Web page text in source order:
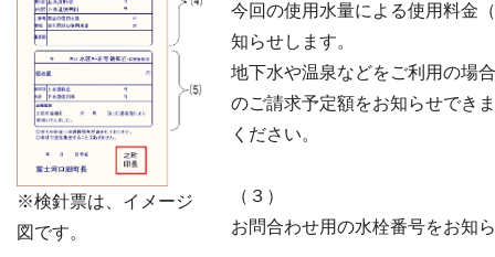
※検針票は、イメージ
図です。
今回の使用水量による使用料金
知らせします。
地下水や温泉などをご利用の場
のご請求予定額をお知らせでき
ください。
（３）
お問合わせ用の水栓番号をお知